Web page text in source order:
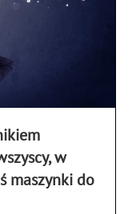
w
maszynki do